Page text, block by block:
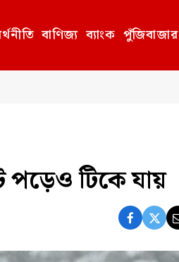
বাণিজ্য ব্যাংক পুঁজিবাজার
পড়েও টিকে যায়